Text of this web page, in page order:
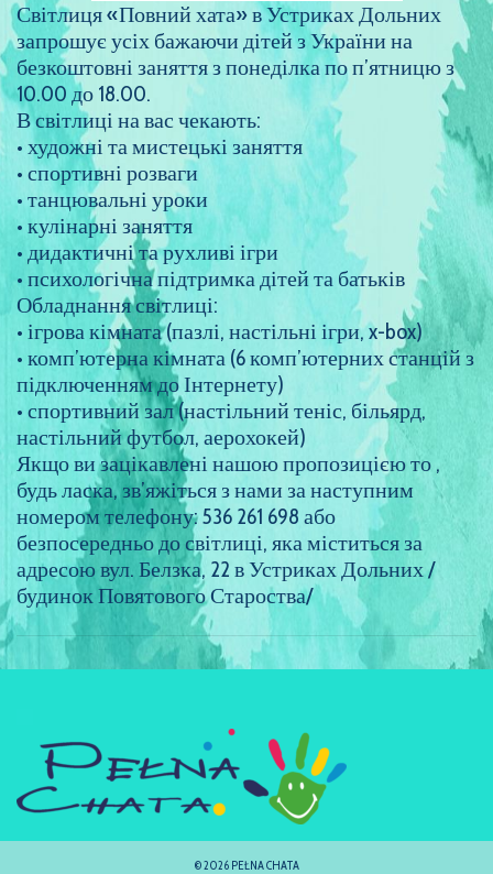
Світлиця «Повний хата» в Устриках Дольних
запрошує усіх бажаючи дітей з України на
безкоштовні заняття з понеділка по п’ятницю з
10.00 до 18.00.
В світлиці на вас чекають:
• художні та мистецькі заняття
• спортивні розваги
• танцювальні уроки
• кулінарні заняття
• дидактичні та рухливі ігри
• психологічна підтримка дітей та батьків
Обладнання світлиці:
• ігрова кімната (пазлі, настільні ігри, x-box)
• комп’ютерна кімната (6 комп’ютерних станцій з
підключенням до Інтернету)
• спортивний зал (настільний теніс, більярд,
настільний футбол, аерохокей)
Якщо ви зацікавлені нашою пропозицією то ,
будь ласка, зв’яжіться з нами за наступним
номером телефону: 536 261 698 або
безпосередньо до світлиці, яка міститься за
адресою вул. Белзка, 22 в Устриках Дольних /
будинок Повятового Староства/
© 2026 PEŁNA CHATA